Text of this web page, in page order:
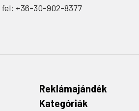
fel: +36-30-902-8377
Reklámajándék
Kategóriák